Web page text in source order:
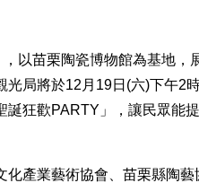
以苗栗陶瓷博物館為基地
局將於12月19日(六)下午
狂歡PARTY」，讓民眾能
產業藝術協會、苗栗縣陶